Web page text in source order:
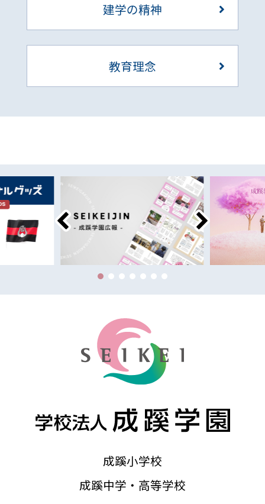
建学の精神
教育理念
成蹊小学校
成蹊中学・高等学校